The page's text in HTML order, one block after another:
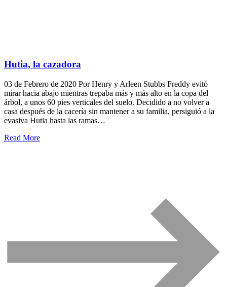
Hutia, la cazadora
03 de Febrero de 2020 Por Henry y Arleen Stubbs Freddy evitó
mirar hacia abajo mientras trepaba más y más alto en la copa del
árbol, a unos 60 pies verticales del suelo. Decidido a no volver a
casa después de la cacería sin mantener a su familia, persiguió a la
evasiva Hutia hasta las ramas…
Read More